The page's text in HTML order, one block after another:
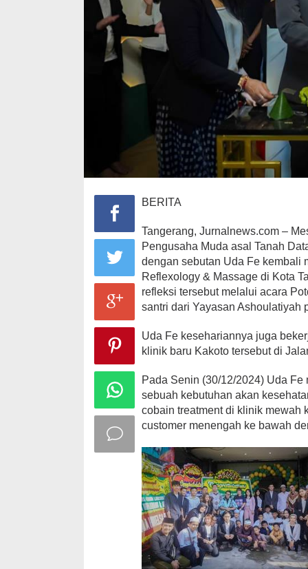
BERITA
Tangerang, Jurnalnews.com –
Pengusaha Muda asal Tanah
dengan sebutan Uda Fe kembali
Reflexology & Massage di Kota
refleksi tersebut melalui acara
santri dari Yayasan Ashoulatiyah
Uda Fe kesehariannya juga
klinik baru Kakoto tersebut di
Pada Senin (30/12/2024) Uda Fe
sebuah kebutuhan akan
cobain treatment di klinik mewah
customer menengah ke bawah